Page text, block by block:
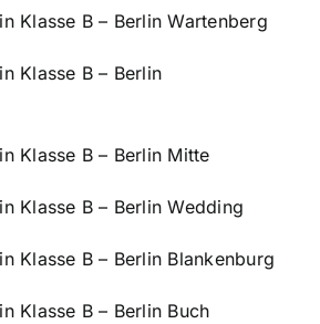
Klasse B – Berlin Wartenberg
Klasse B – Berlin
Klasse B – Berlin Mitte
Klasse B – Berlin Wedding
Klasse B – Berlin Blankenburg
Klasse B – Berlin Buch